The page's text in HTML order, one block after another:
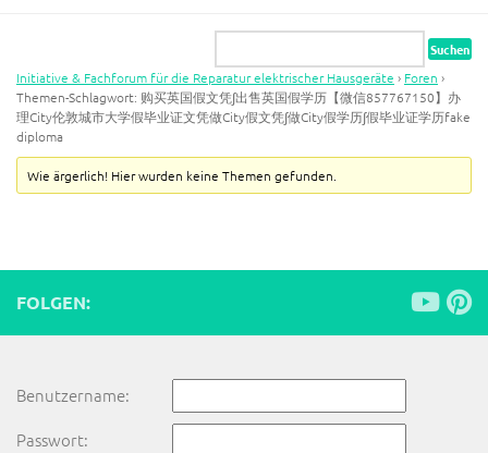
Initiative & Fachforum für die Reparatur elektrischer Hausgeräte › Foren ›
Themen-Schlagwort: 购买英国假文凭∫出售英国假学历【微信857767150】办
理City伦敦城市大学假毕业证文凭做City假文凭∫做City假学历∫假毕业证学历fake
diploma
Wie ärgerlich! Hier wurden keine Themen gefunden.
FOLGEN:
Benutzername:
Passwort: